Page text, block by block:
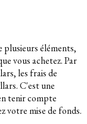
éléments,
vous achetez. Par
les frais de
C'est une
tenir compte
votre mise de fonds.